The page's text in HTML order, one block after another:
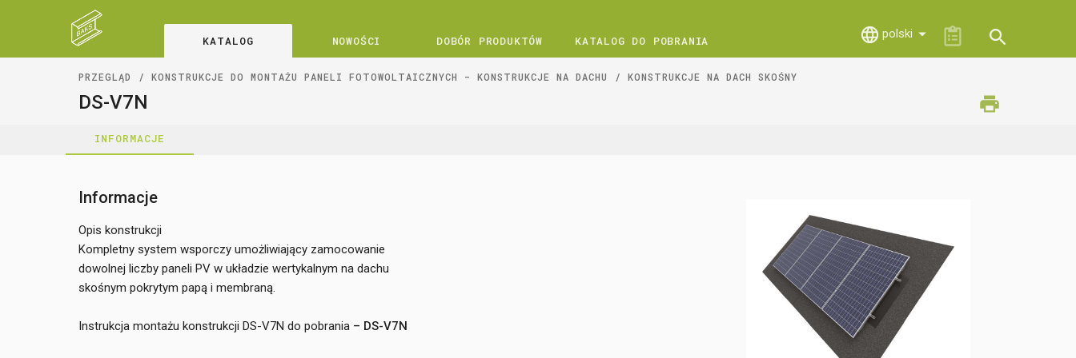
KATALOG NOWOŚCI DOBÓR PRODUKTÓW KATALOG DO POBRANIA polski
PRZEGLĄD KONSTRUKCJE DO MONTAŻU PANELI FOTOWOLTAICZNYCH - KONSTRUKCJE NA DACHU KONSTRUKCJE NA DACH SKOŚNY
DS-V7N
INFORMACJE
Informacje
Opis konstrukcji
Kompletny system wsporczy umożliwiający zamocowanie
dowolnej liczby paneli PV w układzie wertykalnym na dachu
skośnym pokrytym papą i membraną.
Instrukcja montażu konstrukcji DS-V7N do pobrania – DS-V7N